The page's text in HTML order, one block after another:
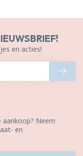
Neem
en
en acties!